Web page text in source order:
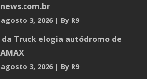
agosto 3, 2026 By R9
Truck elogia autódromo de
agosto 3, 2026 By R9